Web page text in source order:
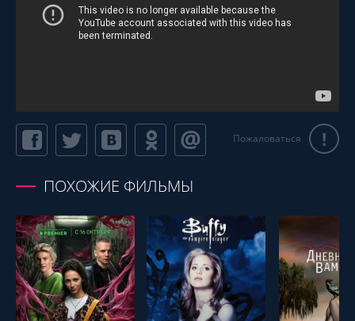
Пожаловаться !
ПОХОЖИЕ ФИЛЬМЫ